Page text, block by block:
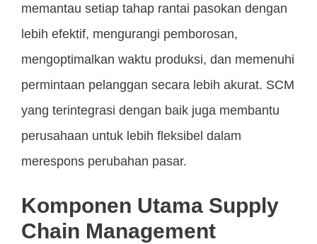
memantau setiap tahap rantai pasokan dengan
lebih efektif, mengurangi pemborosan,
mengoptimalkan waktu produksi, dan memenuhi
permintaan pelanggan secara lebih akurat. SCM
yang terintegrasi dengan baik juga membantu
perusahaan untuk lebih fleksibel dalam
merespons perubahan pasar.
Komponen Utama Supply
Chain Management